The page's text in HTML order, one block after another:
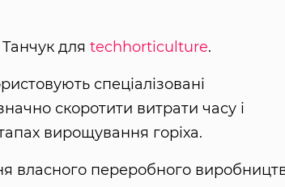
для techhorticulture.
спеціалізовані
скоротити витрати часу і
вирощування горіха.
власного переробного